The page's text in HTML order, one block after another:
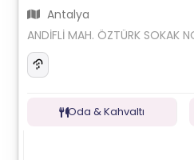
Antalya
ANDİFLİ MAH. ÖZTÜRK SOKAK
Oda & Kahvaltı